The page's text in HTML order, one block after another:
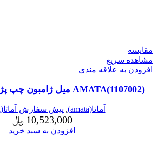
مقایسه
مشاهده سریع
افزودن به علاقه مندی
(1107002)AMATA میل ژامبون چپ پژو 405 آماتا صمد
آماتا(amata) , پیش سفارش آماتا(amata)
10,523,000 ﷼
افزودن به سبد خرید